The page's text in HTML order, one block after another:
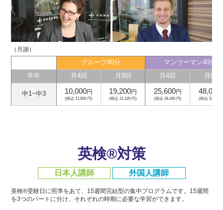
（月謝）
グループ40分
マンツーマン40分
学年
月4回 月8回 月4回 月8回
中1~中3 10,000円
(税込 11,000 円)
19,200円
(税込 21,120 円)
25,600円
(税込 28,160 円)
48,000
(税込 52,800
英検®対策
日本人講師 外国人講師
英検®受験日に照準をあて、15週間完結型の集中プログラムです。 15週間
を3つのパートに分け、それぞれの時期に必要な学習ができます。